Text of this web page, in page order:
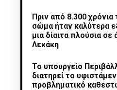
Πριν από 8.300
σώμα ήταν καλύτερα
μια δίαιτα πλούσια
Λεκάκη
Το υπουργείο
διατηρεί το
προβληματικό